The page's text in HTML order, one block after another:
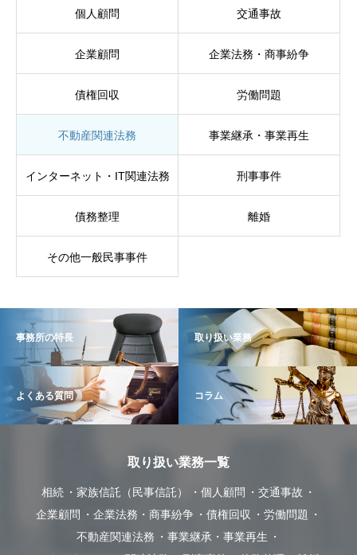
個人顧問 交通事故
企業顧問 企業法務・商事紛争
債権回収 労働問題
不動産関連法務 事業継承・事業再生
インターネット・IT関連法務 刑事事件
債務整理 離婚
その他一般民事事件
事務所の特長 取り扱い業務
よくある質問 コラム
取り扱い業務一覧
相続 家族信託（民事信託） 個人顧問
交通事故
企業顧問
企業法務・商事紛争 債権回収
労働問題
不動産関連法務
事業継承・事業再生